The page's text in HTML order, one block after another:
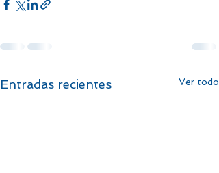
Entradas recientes Ver todo